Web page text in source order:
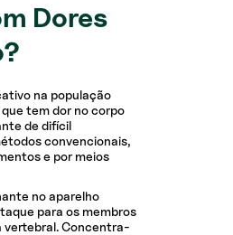
Dores
na população
tem dor no corpo
de difícil
convencionais,
e por meios
no aparelho
para os membros
vertebral. Concentra-